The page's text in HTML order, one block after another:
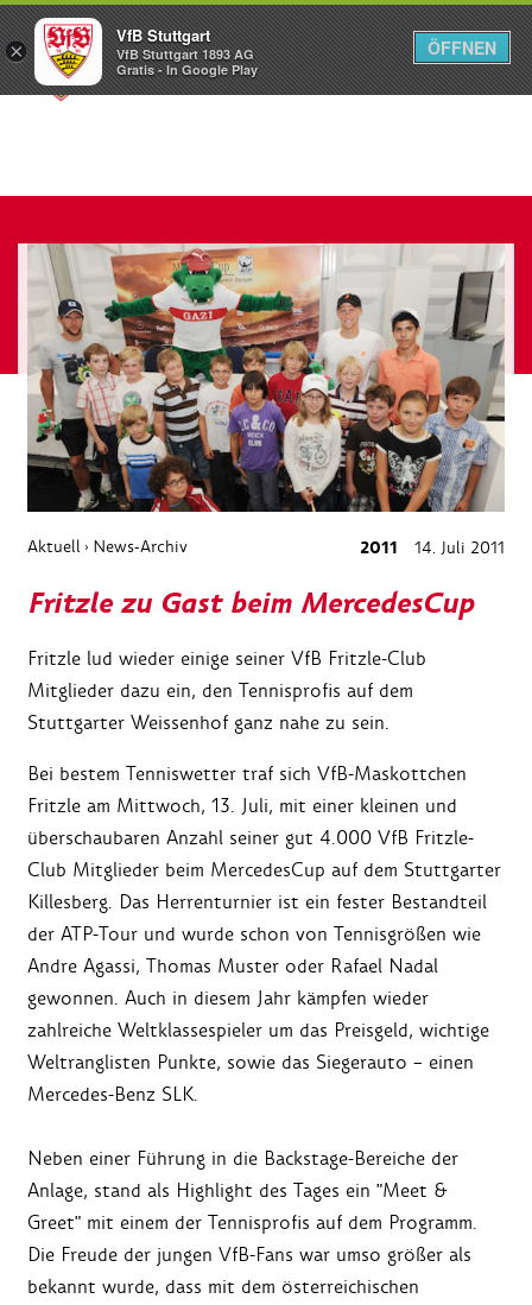
Menü
Aktuell › News-Archiv 2011 14. Juli 2011
Fritzle zu Gast beim MercedesCup
Fritzle lud wieder einige seiner VfB Fritzle-Club
Mitglieder dazu ein, den Tennisprofis auf dem
Stuttgarter Weissenhof ganz nahe zu sein.
Bei bestem Tenniswetter traf sich VfB-Maskottchen
Fritzle am Mittwoch, 13. Juli, mit einer kleinen und
überschaubaren Anzahl seiner gut 4.000 VfB Fritzle-
Club Mitglieder beim MercedesCup auf dem Stuttgarter
Killesberg. Das Herrenturnier ist ein fester Bestandteil
der ATP-Tour und wurde schon von Tennisgrößen wie
Andre Agassi, Thomas Muster oder Rafael Nadal
gewonnen. Auch in diesem Jahr kämpfen wieder
zahlreiche Weltklassespieler um das Preisgeld, wichtige
Weltranglisten Punkte, sowie das Siegerauto – einen
Mercedes-Benz SLK.
Neben einer Führung in die Backstage-Bereiche der
Anlage, stand als Highlight des Tages ein "Meet &
Greet" mit einem der Tennisprofis auf dem Programm.
Die Freude der jungen VfB-Fans war umso größer als
bekannt wurde, dass mit dem österreichischen
×
VfB Stuttgart
VfB Stuttgart 1893 AG
Gratis - In Google Play
ÖFFNEN